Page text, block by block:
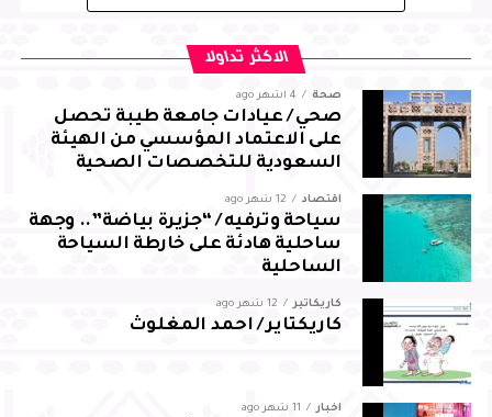
من جانبه، أعرب العرجاني عن شكره لسمو محافظ الأحساء على
توجيهاته واهتمامه ودعمه المستمر، مؤكدًا مضاعفة الجهود
والالتزام بالمسؤوليات المنوطة به لضمان تحقيق أفضل النتائج
لقطاع المجاهدين بالمحافظة
الاكثر تداولا
صحة 4 أشهر ago
صحي / عيادات جامعة طيبة تحصل
على الاعتماد المؤسسي من الهيئة
السعودية للتخصصات الصحية
اقتصاد 12 شهر ago
سياحة وترفيه / “جزيرة بياضة”.. وجهة
ساحلية هادئة على خارطة السياحة
الساحلية
كاريكاتير 12 شهر ago
كاريكتاير / احمد المغلوث
أخبار 11 شهر ago